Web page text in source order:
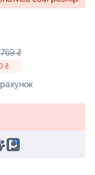
₴
₴